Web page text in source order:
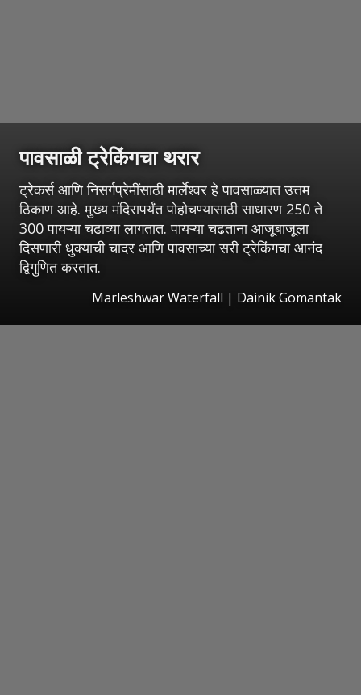
पावसाळी ट्रेकिंगचा थरार
ट्रेकर्स आणि निसर्गप्रेमींसाठी मार्लेश्वर हे पावसाळ्यात उत्तम
ठिकाण आहे. मुख्य मंदिरापर्यंत पोहोचण्यासाठी साधारण 250 ते
300 पायऱ्या चढाव्या लागतात. पायऱ्या चढताना आजूबाजूला
दिसणारी धुक्याची चादर आणि पावसाच्या सरी ट्रेकिंगचा आनंद
द्विगुणित करतात.
Marleshwar Waterfall | Dainik Gomantak